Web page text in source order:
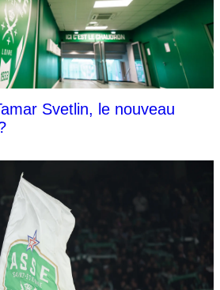
Svetlin, le nouveau